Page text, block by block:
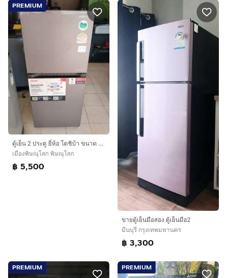
PREMIUM
ตู้เย็น 2 ประตู ยี่ห้อ โตชิบ้า ขนาด 6.4 คิวราคา 5,500 บาท
เมืองพิษณุโลก พิษณุโลก
฿ 5,500
ขายตู้เย็นมือสอง ตู้เย็นมือ2
มีนบุรี กรุงเทพมหานคร
฿ 3,300
PREMIUM PREMIUM